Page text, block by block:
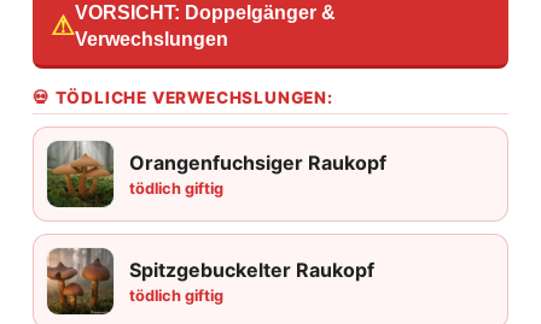
⚠VORSICHT: Doppelgänger &
Verwechslungen
💀 TÖDLICHE VERWECHSLUNGEN:
Orangenfuchsiger Raukopf
tödlich giftig
Spitzgebuckelter Raukopf
tödlich giftig